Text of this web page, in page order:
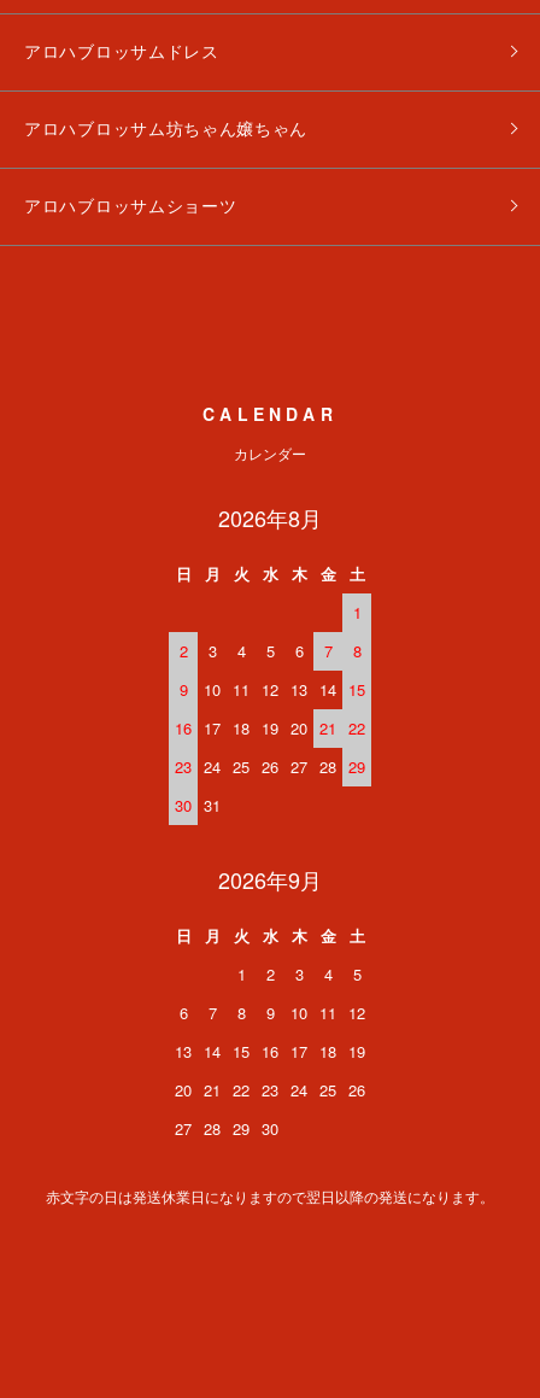
アロハブロッサムドレス
アロハブロッサム坊ちゃん嬢ちゃん
アロハブロッサムショーツ
CALENDAR
カレンダー
2026年8月
日 月 火 水 木 金
土
1
2
3 4 5 6 7
8
9
10 11 12 13 14 15
16 17 18 19 20 21
22
23 24 25 26 27 28 29
30 31
2026年9月
日 月 火 水 木 金
土
1
2 3 4
5
6
7 8 9 10 11
12
13 14 15 16 17 18 19
20 21 22 23 24 25 26
27 28 29 30
赤文字の日は発送休業日になりますので翌日以降の発送になります。